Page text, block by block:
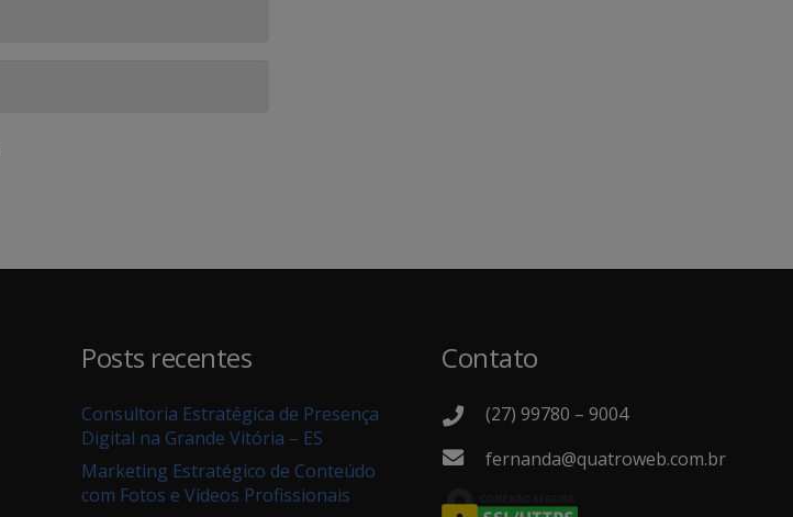
Posts recentes
Consultoria Estratégica de Presença
Digital na Grande Vitória – ES
Marketing Estratégico de Conteúdo
com Fotos e Vídeos Profissionais
Contato
(27) 99780 – 9004
fernanda@quatroweb.com.br